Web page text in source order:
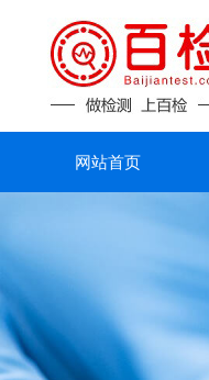
网站首页